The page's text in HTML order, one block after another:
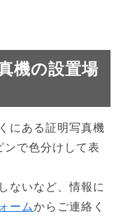
機の設置場
にある証明写真機
で色分けして表
ないなど、情報に
ームからご連絡く